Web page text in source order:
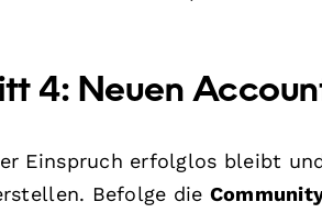
4: Neuen
Einspruch erfolglos bleibt
Befolge die